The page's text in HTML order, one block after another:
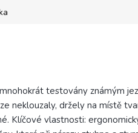
testovány známým
neklouzaly, držely na místě
Klíčové vlastnosti: